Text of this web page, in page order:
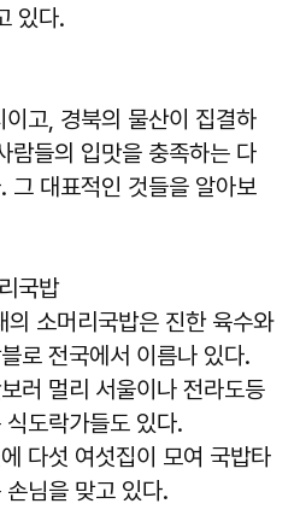
있다.
고, 경북의 물산이 집결하
람들의 입맛을 충족하는 다
그 대표적인 것들을 알아보
국밥
소머리국밥은 진한 육수와
로 전국에서 이름나 있다.
러 멀리 서울이나 전라도등
도락가들도 있다.
다섯 여섯집이 모여 국밥타
님을 맞고 있다.